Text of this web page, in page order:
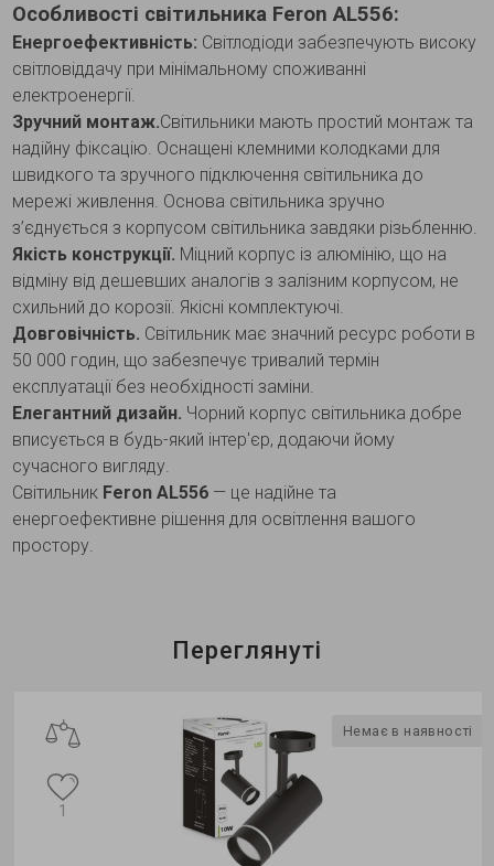
Особливості світильника Feron AL556:
Енергоефективність: Світлодіоди забезпечують високу
світловіддачу при мінімальному споживанні
електроенергії.
Зручний монтаж.Світильники мають простий монтаж та
надійну фіксацію. Оснащені клемними колодками для
швидкого та зручного підключення світильника до
мережі живлення. Основа світильника зручно
з’єднується з корпусом світильника завдяки різьбленню.
Якість конструкції. Міцний корпус із алюмінію, що на
відміну від дешевших аналогів з залізним корпусом, не
схильний до корозії. Якісні комплектуючі.
Довговічність. Світильник має значний ресурс роботи в
50 000 годин, що забезпечує тривалий термін
експлуатації без необхідності заміни.
Елегантний дизайн. Чорний корпус світильника добре
вписується в будь-який інтер'єр, додаючи йому
сучасного вигляду.
Світильник Feron AL556 — це надійне та
енергоефективне рішення для освітлення вашого
простору.
Переглянуті
Немає в наявності
1